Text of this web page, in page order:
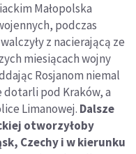
Małopolska
podczas
z nacierającą ze
miesiącach wojny
Rosjanom niemal
dotarli pod Kraków, a
Limanowej. Dalsze
otworzyłoby
Czechy i w kierunku